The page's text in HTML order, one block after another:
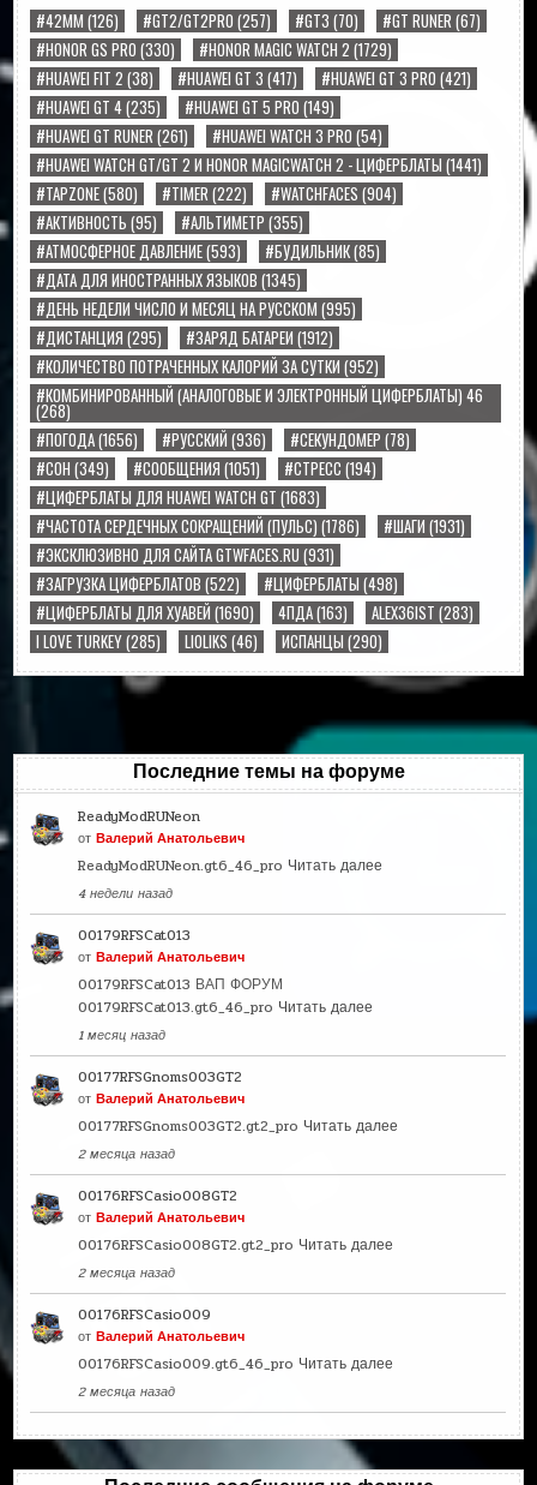
#42MM (126) #GT2/GT2PRO (257) #GT3 (70) #GT RUNER (67)
#HONOR GS PRO (330) #HONOR MAGIC WATCH 2 (1729)
#HUAWEI FIT 2 (38) #HUAWEI GT 3 (417) #HUAWEI GT 3 PRO (421)
#HUAWEI GT 4(235) #HUAWEI GT 5 PRO (149)
#HUAWEI GT RUNER (261) #HUAWEI WATCH 3 PRO (54)
#HUAWEI WATCH GT/GT 2 И HONOR MAGICWATCH 2 - ЦИФЕРБЛАТЫ (1441)
#TAPZONE(580) #TIMER (222) #WATCHFACES (904)
#АКТИВНОСТЬ (95) #АЛЬТИМЕТР (355)
#АТМОСФЕРНОЕ ДАВЛЕНИЕ(593) #БУДИЛЬНИК(85)
#ДАТА ДЛЯ ИНОСТРАННЫХ ЯЗЫКОВ (1345)
#ДЕНЬ НЕДЕЛИ ЧИСЛО И МЕСЯЦ НА РУССКОМ (995)
#ДИСТАНЦИЯ (295) #ЗАРЯД БАТАРЕИ (1912)
#КОЛИЧЕСТВО ПОТРАЧЕННЫХ КАЛОРИЙ ЗА СУТКИ (952)
#КОМБИНИРОВАННЫЙ (АНАЛОГОВЫЕ И ЭЛЕКТРОННЫЙ ЦИФЕРБЛАТЫ) 46
(268)
#ПОГОДА(1656) #РУССКИЙ (936) #СЕКУНДОМЕР (78)
#СОН (349) #СООБЩЕНИЯ (1051) #СТРЕСС (194)
#ЦИФЕРБЛАТЫ ДЛЯ HUAWEI WATCH GT (1683)
#ЧАСТОТА СЕРДЕЧНЫХ СОКРАЩЕНИЙ (ПУЛЬС) (1786) #ШАГИ (1931)
#ЭКСКЛЮЗИВНО ДЛЯ САЙТА GTWFACES.RU (931)
#ЗАГРУЗКА ЦИФЕРБЛАТОВ (522) #ЦИФЕРБЛАТЫ (498)
#ЦИФЕРБЛАТЫ ДЛЯ ХУАВЕЙ (1690) 4ПДА(163) ALEX36IST (283)
I LOVE TURKEY(285) LIOLIKS (46) ИСПАНЦЫ (290)
Последние темы на форуме
ReadyModRUNeon
отВалерий Анатольевич
ReadyModRUNeon.gt6_46_pro Читать далее
4 недели назад
00179RFSCat013
отВалерий Анатольевич
00179RFSCat013 ВАП ФОРУМ
00179RFSCat013.gt6_46_pro Читать далее
1 месяц назад
00177RFSGnoms003GT2
отВалерий Анатольевич
00177RFSGnoms003GT2.gt2_pro Читать далее
2 месяца назад
00176RFSCasio008GT2
отВалерий Анатольевич
00176RFSCasio008GT2.gt2_pro Читать далее
2 месяца назад
00176RFSCasio009
отВалерий Анатольевич
00176RFSCasio009.gt6_46_pro Читать далее
2 месяца назад